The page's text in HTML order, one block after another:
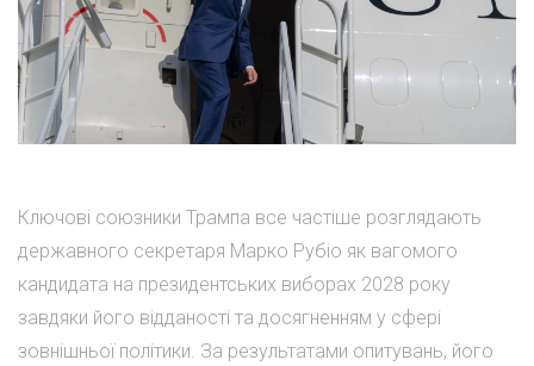
Ключові союзники Трампа все частіше розглядають
державного секретаря Марко Рубіо як вагомого
кандидата на президентських виборах 2028 року
завдяки його відданості та досягненням у сфері
зовнішньої політики. За результатами опитувань, його